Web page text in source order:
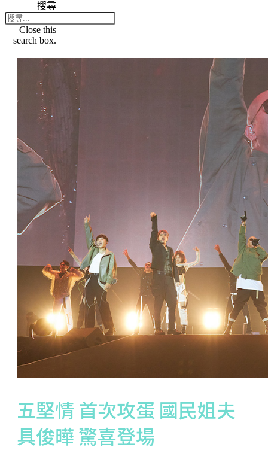
搜尋
Close this
search box.
五堅情 首次攻蛋 國民姐夫
具俊曄 驚喜登場